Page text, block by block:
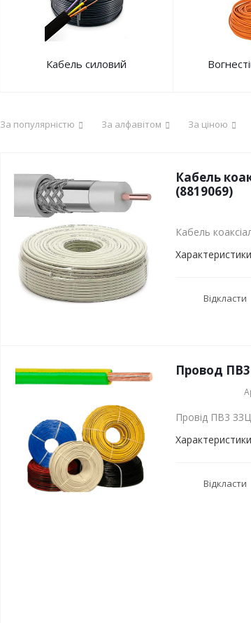
Кабель силовий
За популярністю За алфавітом За ціною
Кабель
(8819069)
Кабель
Характеристики
Відкласти
Провод
Провід ПВ3
Характеристики
Відкласти